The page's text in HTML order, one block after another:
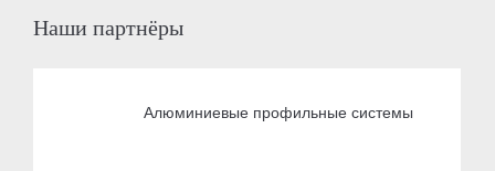
Наши партнёры
Алюминиевые профильные системы